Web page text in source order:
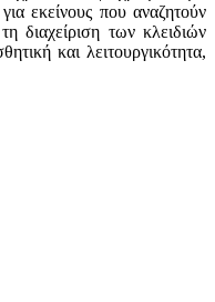
εκείνους που αναζητούν
διαχείριση των κλειδιών
και λειτουργικότητα,